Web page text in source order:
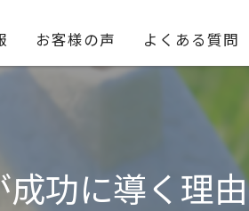
お客様の声 よくある質問
功に導く理由